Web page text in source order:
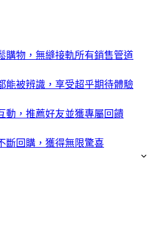
購物，無縫接軌所有銷售管道
能被辨識，享受超乎期待體驗
動，推薦好友並獲專屬回饋
斷回購，獲得無限驚喜